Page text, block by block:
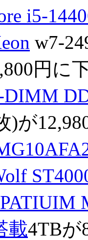
i5-
w7-
円に
DIMM
)が
載4TBが